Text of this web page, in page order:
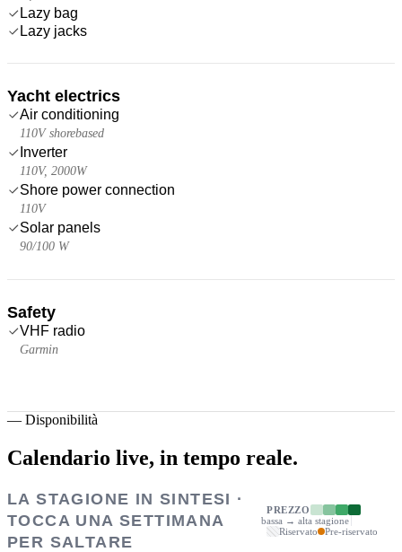
Lazy bag
Lazy jacks
Yacht electrics
Air conditioning
110V shorebased
Inverter
110V, 2000W
Shore power connection
110V
Solar panels
90/100 W
Safety
VHF radio
Garmin
— Disponibilità
Calendario live, in tempo reale.
LA STAGIONE IN SINTESI ·
TOCCA UNA SETTIMANA
PER SALTARE
PREZZO
bassa → alta stagione
Riservato
Pre-riservato